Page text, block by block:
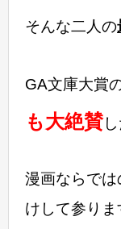
そんな二人の
GA文庫大賞
も大絶賛
漫画ならで
けして参りま